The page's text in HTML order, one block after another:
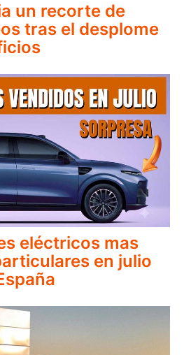
un recorte de
tras el desplome
eléctricos mas
en julio